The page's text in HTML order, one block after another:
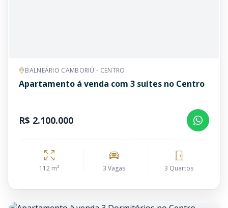
BALNEÁRIO CAMBORIÚ - CENTRO
Apartamento á venda com 3 suítes no Centro
R$ 2.100.000
112 m² 3 Vagas 3 Quartos